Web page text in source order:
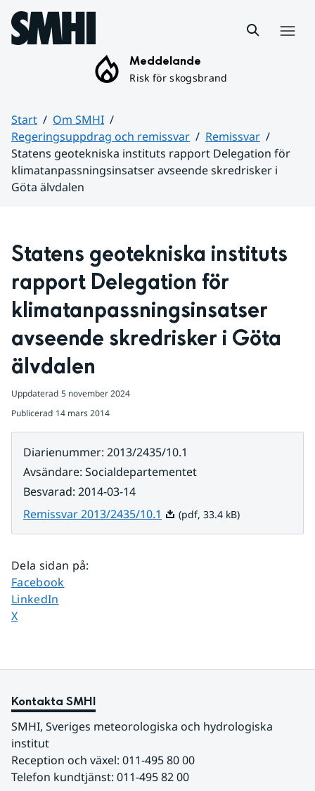
Hoppa till sidans innehåll
Meddelande
Risk för skogsbrand
Start
Om SMHI
Regeringsuppdrag och remissvar
Remissvar
Statens geotekniska instituts rapport Delegation för
klimatanpassningsinsatser avseende skredrisker i
Göta älvdalen
Statens geotekniska instituts
rapport Delegation för
klimatanpassningsinsatser
avseende skredrisker i Göta
älvdalen
Uppdaterad 5 november 2024
Publicerad 14 mars 2014
Diarienummer: 2013/2435/10.1
Avsändare: Socialdepartementet
Besvarad: 2014-03-14
Remissvar 2013/2435/10.1 Pdf, 33.4 kB.
(pdf, 33.4 kB)
Dela sidan på:
Dela sidan på
Facebook
Dela sidan på
LinkedIn
Dela sidan på
X
Kontakta SMHI
SMHI, Sveriges meteorologiska och hydrologiska
institut
Reception och växel: 011-495 80 00
Telefon kundtjänst: 011-495 82 00